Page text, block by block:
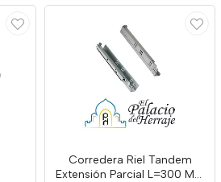
Corredera Riel Tandem
Extensión Parcial L=300 Mm